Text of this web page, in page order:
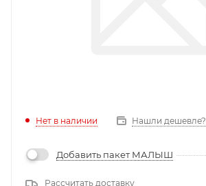
Нет в наличии Нашли дешевле?
Добавить пакет МАЛЫШ
Рассчитать доставку